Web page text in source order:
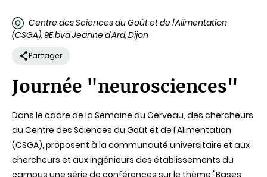
Centre des Sciences du Goût et de l'Alimentation
(CSGA), 9E bvd Jeanne d'Ard, Dijon
Partager
Journée "neurosciences"
Dans le cadre de la Semaine du Cerveau, des chercheurs
du Centre des Sciences du Goût et de l'Alimentation
(CSGA), proposent à la communauté universitaire et aux
chercheurs et aux ingénieurs des établissements du